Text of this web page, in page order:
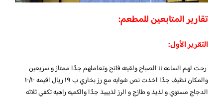
تقارير المتابعين للمطعم:
التقرير الأول:
رحت لهم الساعه ١١ الصباح ولقيته فاتح وتعاملهم جدًا ممتاز و سريعين
والمكان نظيف جدًا اخذت نص شوايه مع رز بخاري ب ١٩ ريال اقيمه ١٠/١٠
الدجاج مستوي و لذيذ و طازج و الرز لذيييذ جدًا والكميه راهيه تكفي ثلاثه